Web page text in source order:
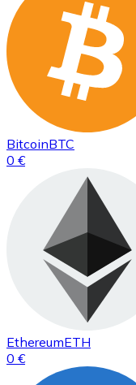
BitcoinBTC
0 €
EthereumETH
0 €